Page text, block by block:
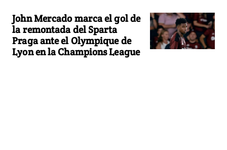
John Mercado marca el gol de
la remontada del Sparta
Praga ante el Olympique de
Lyon en la Champions League